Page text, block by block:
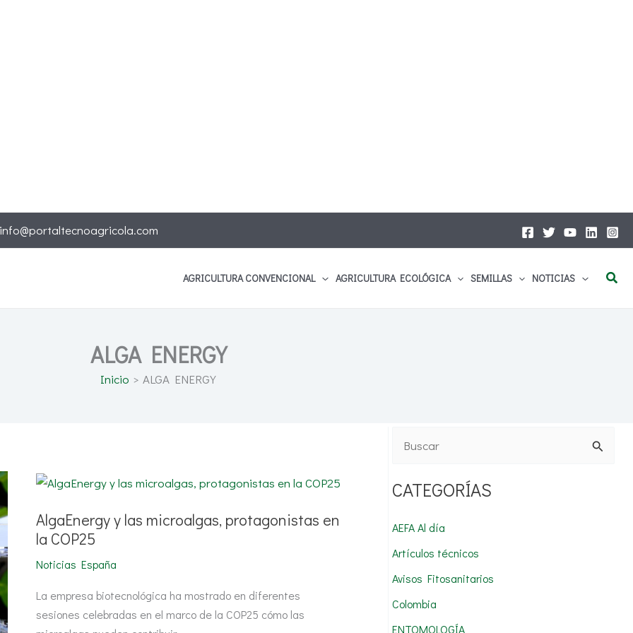
info@portaltecnoagricola.com
AGRICULTURA CONVENCIONAL AGRICULTURA ECOLÓGICA SEMILLAS NOTICIAS
ALGA ENERGY
Inicio ALGA ENERGY
AlgaEnergy y las microalgas, protagonistas en
la COP25
Noticias España
La empresa biotecnológica ha mostrado en diferentes
sesiones celebradas en el marco de la COP25 cómo las
AlgaEnergy
y
protagonistas
en
la
s
r
p
o
r
CATEGORÍAS
AEFA Al día
Artículos técnicos
Avisos Fitosanitarios
Colombia
ENTOMOLOGÍA